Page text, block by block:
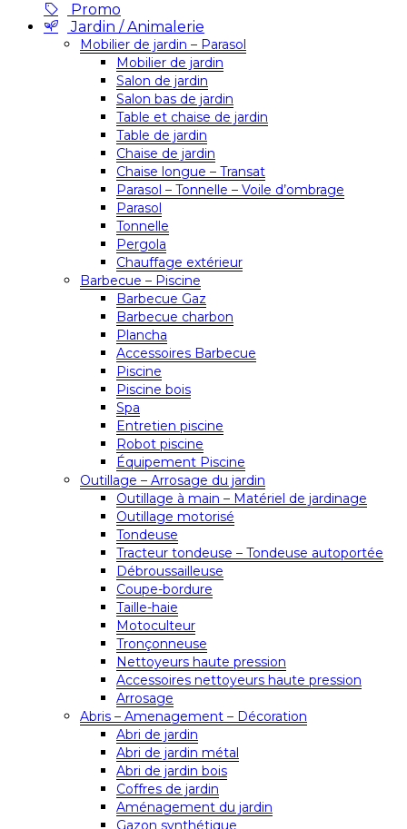
Promo
Jardin / Animalerie
Mobilier de jardin – Parasol
Mobilier de jardin
Salon de jardin
Salon bas de jardin
Table et chaise de jardin
Table de jardin
Chaise de jardin
Chaise longue – Transat
Parasol – Tonnelle – Voile d’ombrage
Parasol
Tonnelle
Pergola
Chauffage extérieur
Barbecue – Piscine
Barbecue Gaz
Barbecue charbon
Plancha
Accessoires Barbecue
Piscine
Piscine bois
Spa
Entretien piscine
Robot piscine
Équipement Piscine
Outillage – Arrosage du jardin
Outillage à main – Matériel de jardinage
Outillage motorisé
Tondeuse
Tracteur tondeuse – Tondeuse autoportée
Débroussailleuse
Coupe-bordure
Taille-haie
Motoculteur
Tronçonneuse
Nettoyeurs haute pression
Accessoires nettoyeurs haute pression
Arrosage
Abris – Amenagement – Décoration
Abri de jardin
Abri de jardin métal
Abri de jardin bois
Coffres de jardin
Aménagement du jardin
Gazon synthétique